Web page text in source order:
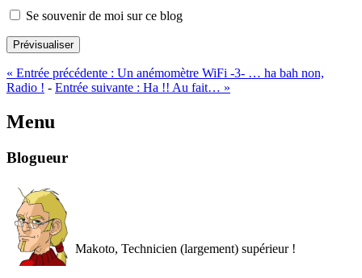
Se souvenir de moi sur ce blog
Prévisualiser
« Entrée précédente : Un anémomètre WiFi -3- … ha bah non,
Radio ! - Entrée suivante : Ha !! Au fait… »
Menu
Blogueur
Makoto, Technicien (largement) supérieur !